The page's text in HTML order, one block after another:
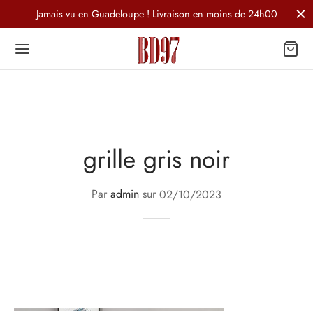
Jamais vu en Guadeloupe ! Livraison en moins de 24h00
grille gris noir
Par admin sur 02/10/2023